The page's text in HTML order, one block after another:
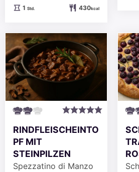
1Stunde
Std. 430kcal
RINDFLEISCHEINTO
PF MIT
STEINPILZEN
Spezzatino di Manzo